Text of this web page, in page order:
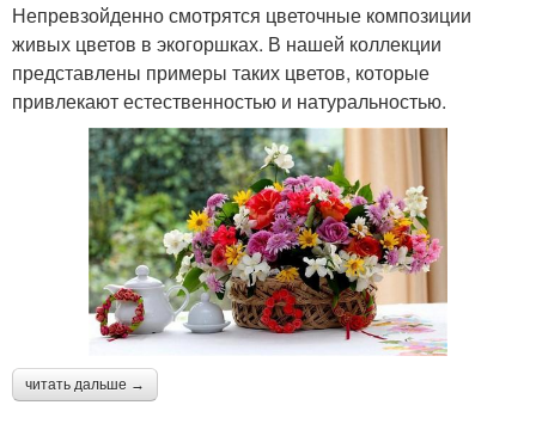
Непревзойденно смотрятся цветочные композиции
живых цветов в экогоршках. В нашей коллекции
представлены примеры таких цветов, которые
привлекают естественностью и натуральностью.
читать дальше →